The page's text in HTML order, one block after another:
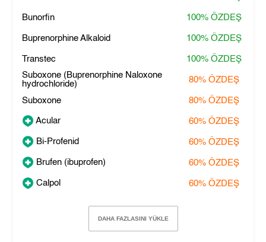
Bunorfin 100% ÖZDEŞ
Buprenorphine Alkaloid 100% ÖZDEŞ
Transtec 100% ÖZDEŞ
Suboxone (Buprenorphine Naloxone
hydrochloride)
80% ÖZDEŞ
Suboxone 80% ÖZDEŞ
Acular 60% ÖZDEŞ
Bi-Profenid 60% ÖZDEŞ
Brufen (ibuprofen) 60% ÖZDEŞ
Calpol 60% ÖZDEŞ
DAHA FAZLASINI YÜKLE